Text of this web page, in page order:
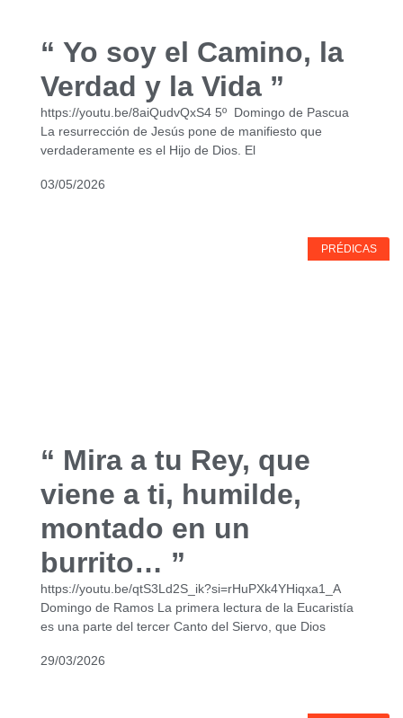
“ Yo soy el Camino, la
Verdad y la Vida ”
https://youtu.be/8aiQudvQxS4 5º Domingo de Pascua
La resurrección de Jesús pone de manifiesto que
verdaderamente es el Hijo de Dios. El
03/05/2026
PRÉDICAS
“ Mira a tu Rey, que
viene a ti, humilde,
montado en un
burrito… ”
https://youtu.be/qtS3Ld2S_ik?si=rHuPXk4YHiqxa1_A
Domingo de Ramos La primera lectura de la Eucaristía
es una parte del tercer Canto del Siervo, que Dios
29/03/2026